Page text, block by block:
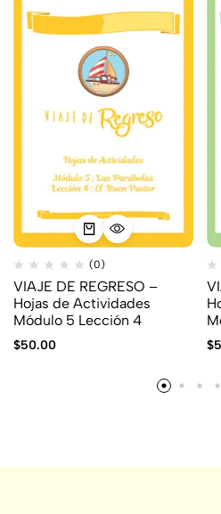
(0)
VIAJE DE REGRESO –
Hojas de Actividades
Módulo 5 Lección 4
$50.00 $